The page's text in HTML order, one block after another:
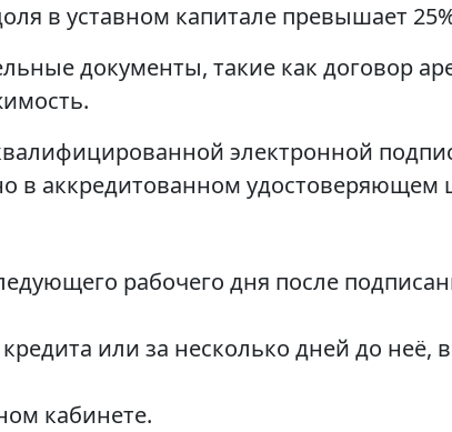
в уставном капитале превышает
документы, такие как договор
электронной
в аккредитованном удостоверяющем
рабочего дня после
или за несколько дней до неё,
кабинете.